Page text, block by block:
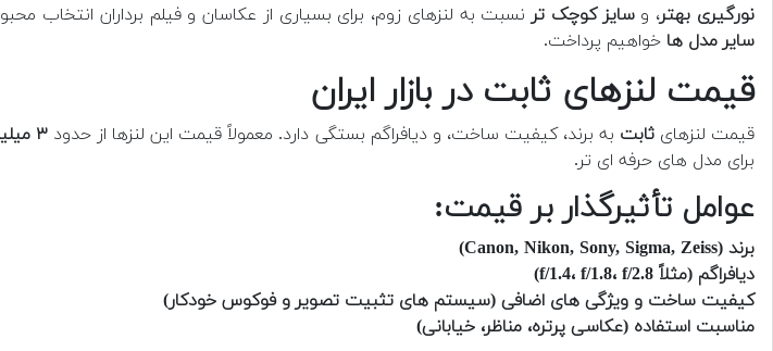
نورگیری بهتر، وسایز کوچک تر نسبت به لنزهای زوم، برای بسیاری از عکاسان و فیلم برداران انتخاب
سایر مدل ها خواهیم پرداخت.
قیمت لنزهای ثابت در بازار ایران
قیمت لنزهایثابت به برند، کیفیت ساخت، و دیافراگم بستگی دارد. معمولاً قیمت این لنزها از حدود ۳ میلیون تومان
برای مدل های حرفه ای تر.
عوامل تأثیرگذار بر قیمت:
برند (Canon, Nikon, Sony, Sigma, Zeiss)
دیافراگم (مثلاً f/1.4، f/1.8، f/2.8)
کیفیت ساخت و ویژگی های اضافی (سیستم های تثبیت تصویر و فوکوس خودکار)
مناسبت استفاده (عکاسی پرتره، مناظر، خیابانی)